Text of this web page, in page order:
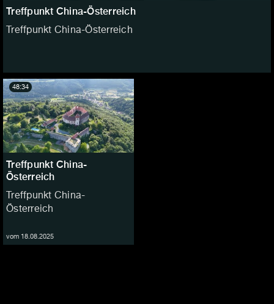
Treffpunkt China-Österreich
Treffpunkt China-Österreich
Treffpunkt China-
Österreich
Treffpunkt China-
Österreich
vom 18.08.2025
48:34